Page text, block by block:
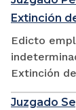
Extinción
Edicto
Extinción
Juzgado